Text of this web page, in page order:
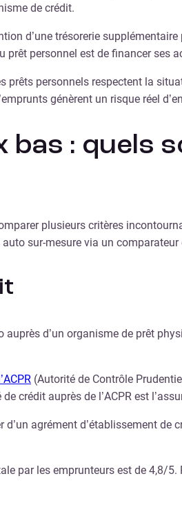
de crédit.
d’une trésorerie
personnel est de financer ses
prêts personnels respectent la
génèrent un risque réel
bas : quels
plusieurs critères
sur-mesure via un
d’un organisme de prêt
(Autorité de Contrôle
crédit auprès de l’ACPR est
agrément d’établissement de
par les emprunteurs est de 4,8/